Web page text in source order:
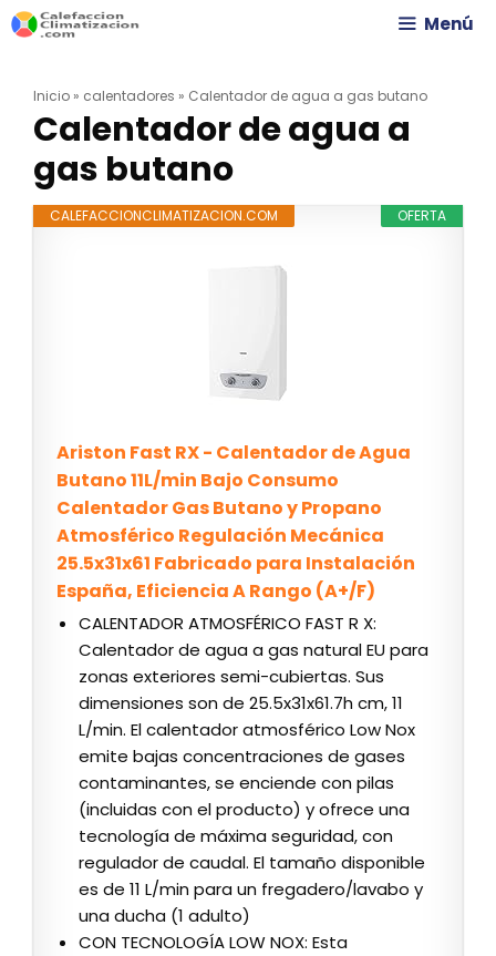
Saltar
contenido
Menú
Inicio » calentadores » Calentador de agua a gas butano
Calentador de agua a
gas butano
OFERTA
CALEFACCIONCLIMATIZACION.COM
Ariston Fast RX - Calentador de Agua
Butano 11L/min Bajo Consumo
Calentador Gas Butano y Propano
Atmosférico Regulación Mecánica
25.5x31x61 Fabricado para Instalación
España, Eficiencia A Rango (A+/F)
CALENTADOR ATMOSFÉRICO FAST R X:
Calentador de agua a gas natural EU para
zonas exteriores semi-cubiertas. Sus
dimensiones son de 25.5x31x61.7h cm, 11
L/min. El calentador atmosférico Low Nox
emite bajas concentraciones de gases
contaminantes, se enciende con pilas
(incluidas con el producto) y ofrece una
tecnología de máxima seguridad, con
regulador de caudal. El tamaño disponible
es de 11 L/min para un fregadero/lavabo y
una ducha (1 adulto)
CON TECNOLOGÍA LOW NOX: Esta